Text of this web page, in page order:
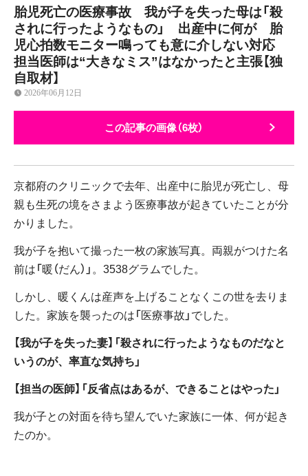
胎児死亡の医療事故 我が子を失った母は「殺
されに行ったようなもの」 出産中に何が 胎
児心拍数モニター鳴っても意に介しない対応
担当医師は“大きなミス”はなかったと主張【独
自取材】
2026年06月12日
この記事の画像（6枚）
京都府のクリニックで去年、出産中に胎児が死亡し、母
親も生死の境をさまよう医療事故が起きていたことが分
かりました。
我が子を抱いて撮った一枚の家族写真。両親がつけた名
前は「暖（だん）」。3538グラムでした。
しかし、暖くんは産声を上げることなくこの世を去りま
した。家族を襲ったのは「医療事故」でした。
【我が子を失った妻】「殺されに行ったようなものだなと
いうのが、率直な気持ち」
【担当の医師】「反省点はあるが、できることはやった」
我が子との対面を待ち望んでいた家族に一体、何が起き
たのか。